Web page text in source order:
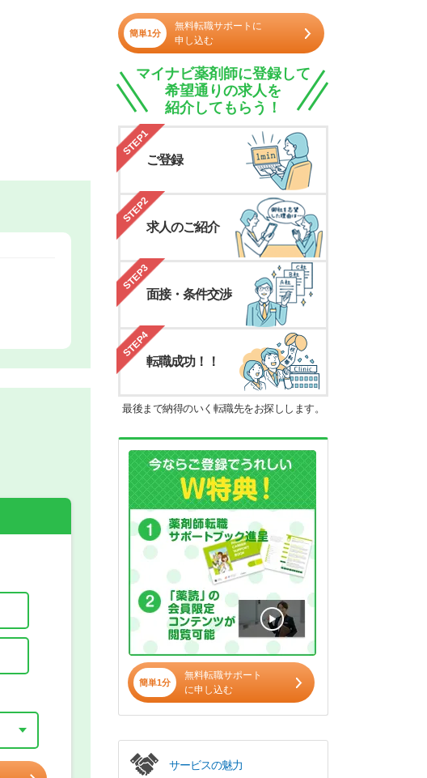
希望の働き方
正社員
パート(週4日～5日)
簡単1分
無料転職サポートに
申し込む
マイナビ薬剤師に登録して
希望通りの求人を
紹介してもらう！
STEP1
ご登録
STEP2
求人のご紹介
STEP3
面接・条件交渉
STEP4
転職成功！！
最後まで納得のいく転職先をお探しします。
簡単1分
無料転職サポート
に申し込む
サービスの魅力